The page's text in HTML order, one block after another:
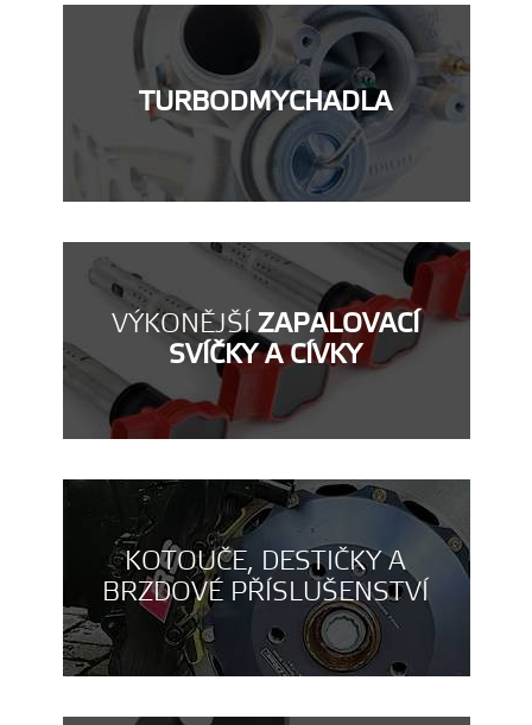
TURBODMYCHADLA
VÝKONĚJŠÍZAPALOVACÍ
SVÍČKY A CÍVKY
KOTOUČE, DESTIČKY A
BRZDOVÉ PŘÍSLUŠENSTVÍ